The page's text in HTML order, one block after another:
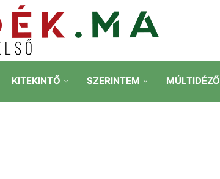
KITEKINTŐ SZERINTEM MÚLTIDÉZŐ